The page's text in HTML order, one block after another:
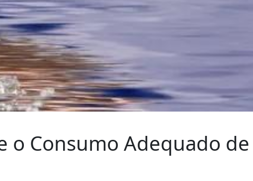
o Consumo Adequado de